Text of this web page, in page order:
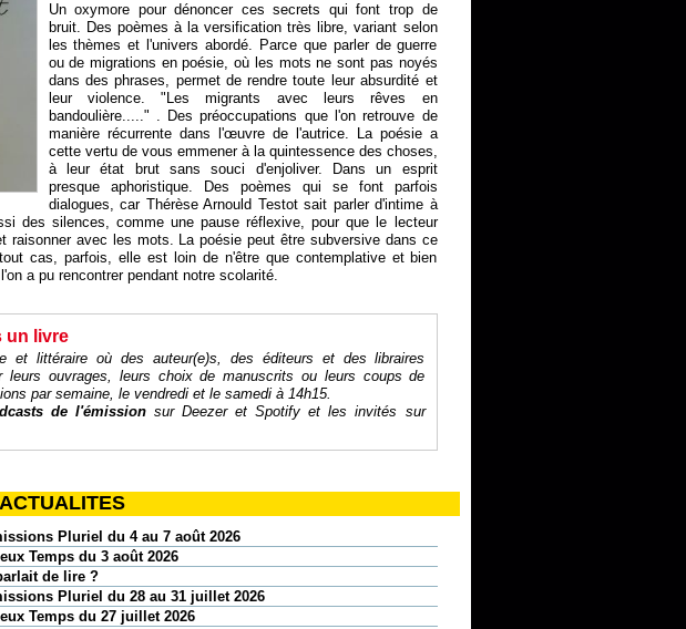
Un oxymore pour dénoncer ces secrets qui font trop de
bruit. Des poèmes à la versification très libre, variant selon
les thèmes et l'univers abordé. Parce que parler de guerre
ou de migrations en poésie, où les mots ne sont pas noyés
dans des phrases, permet de rendre toute leur absurdité et
leur violence. "Les migrants avec leurs rêves en
bandoulière....." . Des préoccupations que l'on retrouve de
manière récurrente dans l'œuvre de l'autrice. La poésie a
cette vertu de vous emmener à la quintessence des choses,
à leur état brut sans souci d'enjoliver. Dans un esprit
presque aphoristique. Des poèmes qui se font parfois
dialogues, car Thérèse Arnould Testot sait parler d'intime à
des silences, comme une pause réflexive, pour que le lecteur
raisonner avec les mots. La poésie peut être subversive dans ce
cas, parfois, elle est loin de n'être que contemplative et bien
a pu rencontrer pendant notre scolarité.
un livre
et littéraire où des auteur(e)s, des éditeurs et des libraires
leurs ouvrages, leurs choix de manuscrits ou leurs coups de
par semaine, le vendredi et le samedi à 14h15.
de l'émissionsurDeezeretSpotify et les invités sur
Pluriel du 4 au 7 août 2026
Temps du 3 août 2026
de lire ?
Pluriel du 28 au 31 juillet 2026
Temps du 27 juillet 2026